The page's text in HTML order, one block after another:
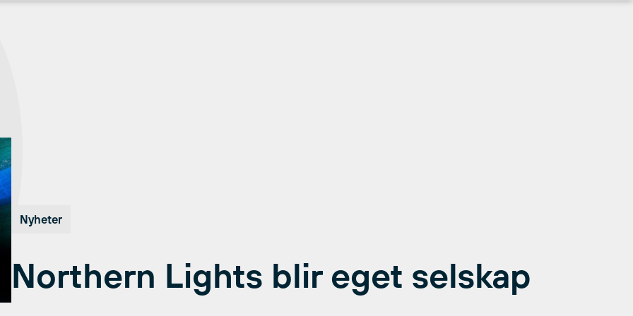
Nyheter
Northern Lights blir eget selskap